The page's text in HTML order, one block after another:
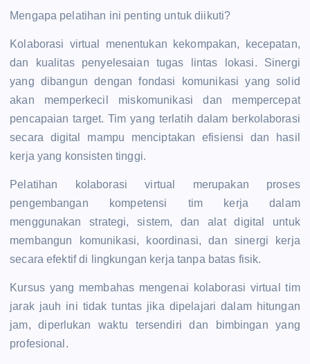
Mengapa pelatihan ini penting untuk diikuti?
Kolaborasi virtual menentukan kekompakan, kecepatan,
dan kualitas penyelesaian tugas lintas lokasi. Sinergi
yang dibangun dengan fondasi komunikasi yang solid
akan memperkecil miskomunikasi dan mempercepat
pencapaian target. Tim yang terlatih dalam berkolaborasi
secara digital mampu menciptakan efisiensi dan hasil
kerja yang konsisten tinggi.
Pelatihan kolaborasi virtual merupakan proses
pengembangan kompetensi tim kerja dalam
menggunakan strategi, sistem, dan alat digital untuk
membangun komunikasi, koordinasi, dan sinergi kerja
secara efektif di lingkungan kerja tanpa batas fisik.
Kursus yang membahas mengenai kolaborasi virtual tim
jarak jauh ini tidak tuntas jika dipelajari dalam hitungan
jam, diperlukan waktu tersendiri dan bimbingan yang
profesional.